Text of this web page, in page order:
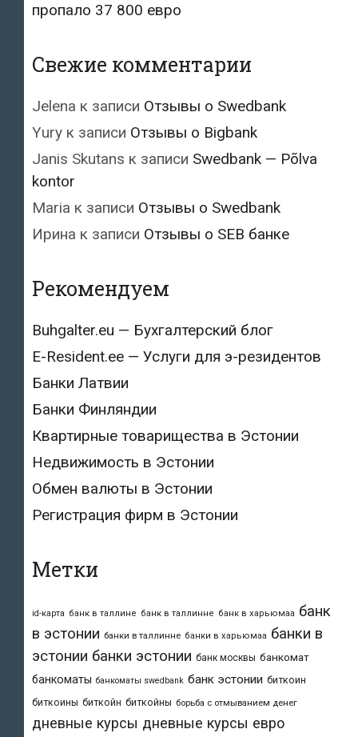
пропало 37 800 евро
Свежие комментарии
Jelena к записи Отзывы о Swedbank
Yury к записи Отзывы о Bigbank
Janis Skutans к записи Swedbank — Põlva
kontor
Maria к записи Отзывы о Swedbank
Ирина к записи Отзывы о SEB банке
Рекомендуем
Buhgalter.eu — Бухгалтерский блог
E-Resident.ee — Услуги для э-резидентов
Банки Латвии
Банки Финляндии
Квартирные товарищества в Эстонии
Недвижимость в Эстонии
Обмен валюты в Эстонии
Регистрация фирм в Эстонии
Метки
id-карта банк в таллине банк в таллинне банк в харьюмаа банк
в эстонии банки в таллинне банки в харьюмаа банки в
эстонии банки эстонии банк москвы банкомат
банкоматы банкоматы swedbank банк эстонии биткоин
биткоины биткойн биткойны борьба с отмыванием денег
дневные курсы дневные курсы евро